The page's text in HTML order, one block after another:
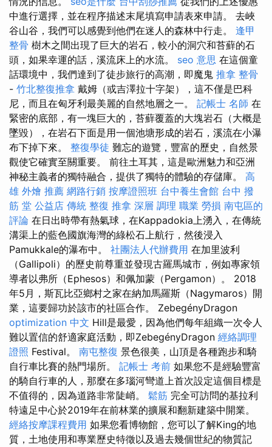
中進行選擇，並在程序描述末尾填寫申請表來申請。 去峽
谷山谷，我們可以感覺到他們在迷人的森林中行走。 逢甲
整骨 樹木之間出現了巨大的岩石，較小的洞穴和苔蘚的石
頭，如果幸運的話，溪流床上的水流。 seo 意思 在這個童
話環境中，我們達到了徒步旅行的高潮，即魔鬼 推拿 整骨
- 竹北整復推拿 戴姆（或吉澤拉十字架），這不僅是巴科
尼，而且在匈牙利最美麗的自然地層之一。 記帳士 名師 在
緊密的底部，有一塊巨大的，苔蘚覆蓋的大塊岩石（大概是
墜毀），在岩石下面是用一個池塘形成的岩石，溪流在小瀑
布下掉下來。 整復學徒 難忘的遊覽，豐富的歷史，自然景
觀使它確實至關重要。 前往土耳其，這是歐洲魅力和亞洲
神秘主義者的獨特融合，提供了獨特的體驗的存儲庫。 高
雄 外燴 推薦 網路行銷 按摩證照班 台中養生會館 台中 撥
筋 堂 公益店 傳統 整復 推拿 深層 調理 職業 勞損 南屯區的
評論 在日出時帶有熱氣球，在Kappadokia上湧入，在傳統
溝渠上的藍色國旗海灣的綠松石上航行，然後浸入
Pamukkale的瀑布中。 社團法人代辦費用 在加里波利
（Gallipoli）的歷史前尊重並發現古羅馬城市，例如專家領
導者以弗所（Ephesos）和佩加蒙（Pergamon）。 2018
年5月，斯瓦比亞鄉村之家在納加馬羅斯（Nagymaros）開
業，這要歸功於該市的社區合作。 ZebegényDragon
optimization 中文 Hill是最愛，因為他們每年組織一次令人
難以置信的舒適家庭活動，即ZebegényDragon 經絡調理
證照 Festival。 南屯整復 景色很美，山頂是各種跑步和騎
自行車比賽的熱門場所。 記帳士 考前 如果您不是經驗豐富
的騎自行車的人，那麼在多瑙河彎道上首次設定這個目標是
不值得的，因為道路非常陡峭。 鬆筋 完全可訪問的基拉利
特遠足中心於2019年在前林業的擴展和翻新建築中開業。
經絡按摩課程費用 如果您看博物館，您可以了解King的地
質，土地使用和專業歷史特徵以及過去幾個世紀的物質記